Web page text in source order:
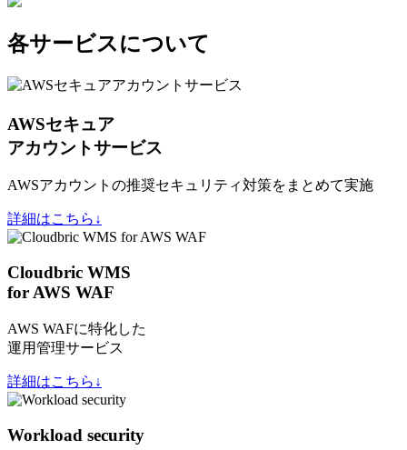
各サービスについて
AWSセキュア
アカウントサービス
AWSアカウントの推奨セキュリティ対策をまとめて実施
詳細はこちら↓
Cloudbric WMS
for AWS WAF
AWS WAFに特化した
運用管理サービス
詳細はこちら↓
Workload security